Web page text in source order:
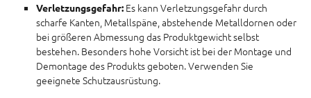
Verletzungsgefahr: Es kann Verletzungsgefahr durch
scharfe Kanten, Metallspäne, abstehende Metalldornen oder
bei größeren Abmessung das Produktgewicht selbst
bestehen. Besonders hohe Vorsicht ist bei der Montage und
Demontage des Produkts geboten. Verwenden Sie
geeignete Schutzausrüstung.